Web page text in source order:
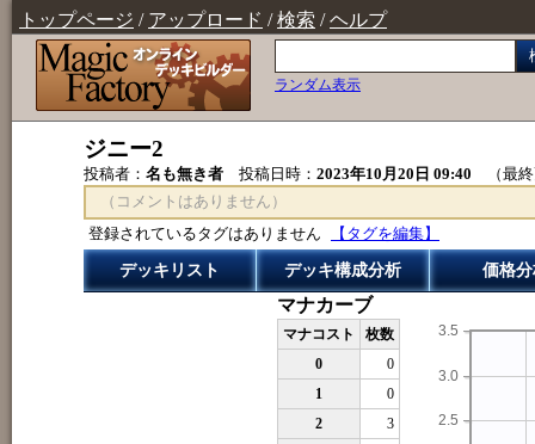
トップページ / アップロード /検索 /ヘルプ
ランダム表示
ジニー2
投稿者： 名も無き者 投稿日時： 2023年10月20日 09:40 （最終
（コメントはありません）
登録されているタグはありません
【タグを編集】
デッキリスト デッキ構成分析 価格
マナカーブ
マナコスト
枚数
0
0
1
0
2
3
2.5
3.0
3.5